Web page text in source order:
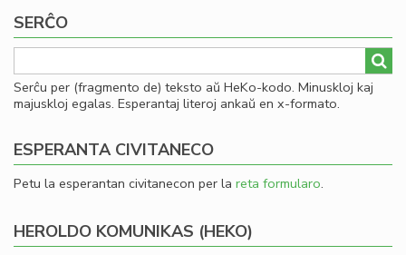
SERĈO
Serĉu per (fragmento de) teksto aŭ HeKo-kodo. Minuskloj kaj
majuskloj egalas. Esperantaj literoj ankaŭ en x-formato.
ESPERANTA CIVITANECO
Petu la esperantan civitanecon per la reta formularo.
HEROLDO KOMUNIKAS (HEKO)